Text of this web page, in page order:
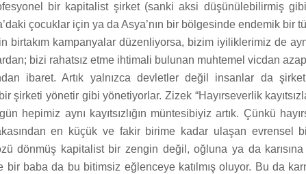
bir kapitalist şirket (sanki aksi düşünülebilirmiş
çocuklar için ya da Asya’nın bir bölgesinde endemik bir
birtakım kampanyalar düzenliyorsa, bizim iyiliklerimiz de
bizi rahatsız etme ihtimali bulunan muhtemel vicdan
ibaret. Artık yalnızca devletler değil insanlar da
şirketi yönetir gibi yönetiyorlar. Zizek “Hayırseverlik
hepimiz aynı kayıtsızlığın müntesibiyiz artık. Çünkü
en küçük ve fakir birime kadar ulaşan evrensel
dönmüş kapitalist bir zengin değil, oğluna ya da
bir baba da bu bitimsiz eğlenceye katılmış oluyor. Bu da